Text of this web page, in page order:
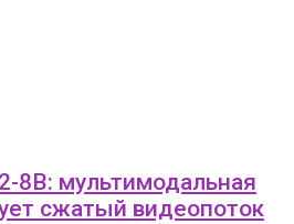
8B: мультимодальная
сжатый видеопоток